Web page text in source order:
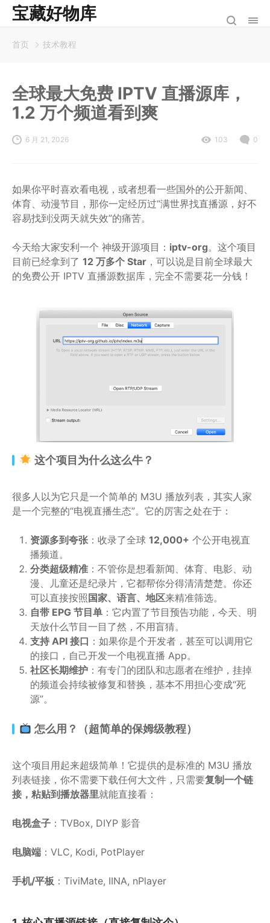
宝藏好物库
首页 技术教程
全球最大免费 IPTV 直播源库，
1.2 万个频道看到爽
6 月 21, 2026 103 0
如果你平时喜欢看电视，或者想看一些国外的公开新闻、
体育、动漫节目，那你一定经历过“满世界找直播源，好不
容易找到没两天就失效”的痛苦。
今天给大家安利一个 神级开源项目： iptv-org。这个项目
目前已经拿到了 12 万多个 Star ，可以说是目前全球最大
的免费公开 IPTV 直播源数据库，完全不需要花一分钱！
这个项目为什么这么牛？
很多人以为它只是一个简单的 M3U 播放列表，其实人家
是一个完整的“电视直播生态”。它的厉害之处在于：
资源多到夸张：收录了全球 12,000+ 个公开电视直
播频道。
分类超级精准 ：不管你是想看新闻、体育、电影、动
漫、儿童还是纪录片，它都帮你分得清清楚楚。你还
可以直接按照 国家、语言、地区来精准筛选。
自带 EPG 节目单 ：它内置了节目预告功能，今天、明
天放什么节目一目了然，不用盲猜。
支持 API 接口 ：如果你是个开发者，甚至可以调用它
的接口，自己开发一个电视直播 App。
社区长期维护 ：有专门的团队和志愿者在维护，挂掉
的频道会持续被修复和替换，基本不用担心变成“死
源”。
怎么用？（超简单的保姆级教程）
这个项目用起来超级简单！它提供的是标准的 M3U 播放
列表链接，你不需要下载任何大文件，只需要复制一个链
接，粘贴到播放器里就能直接看：
电视盒子 ：TVBox, DIYP 影音
电脑端 ：VLC, Kodi, PotPlayer
手机/平板 ：TiviMate, IINA, nPlayer